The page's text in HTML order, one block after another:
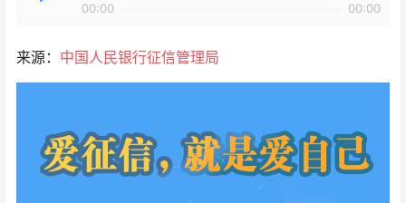
00:00
00:00
来源： 中国人民银行征信管理局